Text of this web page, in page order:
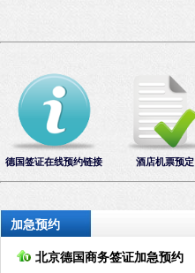
德国签证在线预约链接 酒店机票预定
加急预约
北京德国商务签证加急预约